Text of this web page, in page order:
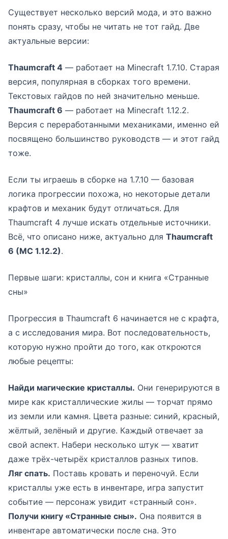
Существует несколько версий мода, и это важно
понять сразу, чтобы не читать не тот гайд. Две
актуальные версии:
Thaumcraft 4 — работает на Minecraft 1.7.10. Старая
версия, популярная в сборках того времени.
Текстовых гайдов по ней значительно меньше.
Thaumcraft 6 — работает на Minecraft 1.12.2.
Версия с переработанными механиками, именно ей
посвящено большинство руководств — и этот гайд
тоже.
Если ты играешь в сборке на 1.7.10 — базовая
логика прогрессии похожа, но некоторые детали
крафтов и механик будут отличаться. Для
Thaumcraft 4 лучше искать отдельные источники.
Всё, что описано ниже, актуально для Thaumcraft
6 (MC 1.12.2).
Первые шаги: кристаллы, сон и книга «Странные
сны»
Прогрессия в Thaumcraft 6 начинается не с крафта,
а с исследования мира. Вот последовательность,
которую нужно пройти до того, как откроются
любые рецепты:
Найди магические кристаллы. Они генерируются в
мире как кристаллические жилы — торчат прямо
из земли или камня. Цвета разные: синий, красный,
жёлтый, зелёный и другие. Каждый отвечает за
свой аспект. Набери несколько штук — хватит
даже трёх-четырёх кристаллов разных типов.
Ляг спать. Поставь кровать и переночуй. Если
кристаллы уже есть в инвентаре, игра запустит
событие — персонаж увидит «странный сон».
Получи книгу «Странные сны». Она появится в
инвентаре автоматически после сна. Это